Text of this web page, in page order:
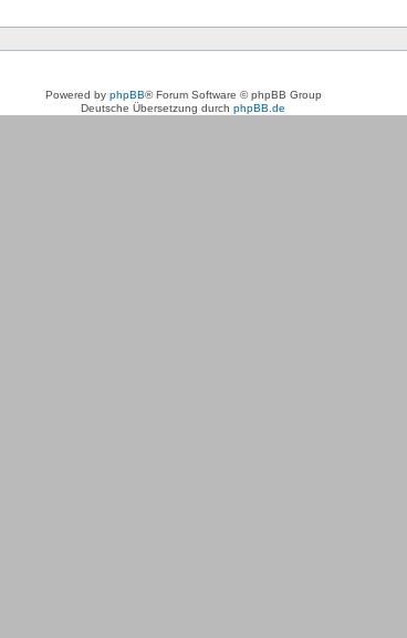
Powered by phpBB® Forum Software © phpBB Group
Deutsche Übersetzung durchphpBB.de